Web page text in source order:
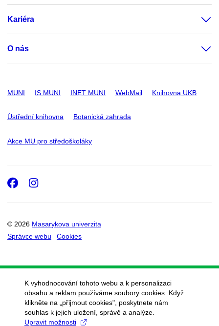
Kariéra
O nás
MUNI IS MUNI INET MUNI WebMail Knihovna UKB
Ústřední knihovna Botanická zahrada
Akce MU pro středoškoláky
© 2026 Masarykova univerzita
Správce webu
Cookies
Facebook
Instagram
K vyhodnocování tohoto webu a k personalizaci
obsahu a reklam používáme soubory cookies. Když
klikněte na „přijmout cookies", poskytnete nám
souhlas k jejich uložení, správě a analýze.
Upravit možnosti